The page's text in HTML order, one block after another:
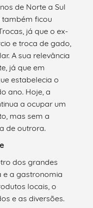
de Norte a Sul
também ficou
já que o ex-
e troca de gado,
A sua relevância
já que em
estabelecia o
ano. Hoje, a
a ocupar um
mas sem a
de outrora.
dos grandes
e a gastronomia
locais, o
e as diversões.